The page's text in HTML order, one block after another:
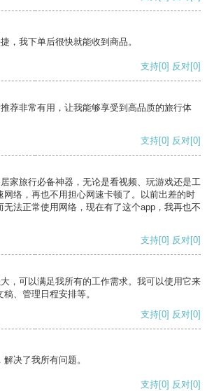
，我下单后很快就能收到商品。
支持[0] 反对[0]
荐非常有用，让我能够享受到高品质的旅行体
支持[0] 反对[0]
家旅行必备神器，无论是看视频、玩游戏还是工
网络，再也不用担心网速卡顿了。以前出差的时
无法正常使用网络，现在有了这个app，我再也不
支持[0] 反对[0]
，可以满足我所有的工作需求。我可以使用它来
、管理日程安排等。
支持[0] 反对[0]
决了我所有问题。
支持[0] 反对[0]